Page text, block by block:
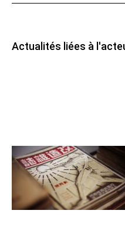
Actualités liées à